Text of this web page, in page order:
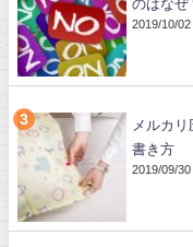
のはなぜ
2019/10/
メルカ
書き方
2019/09/